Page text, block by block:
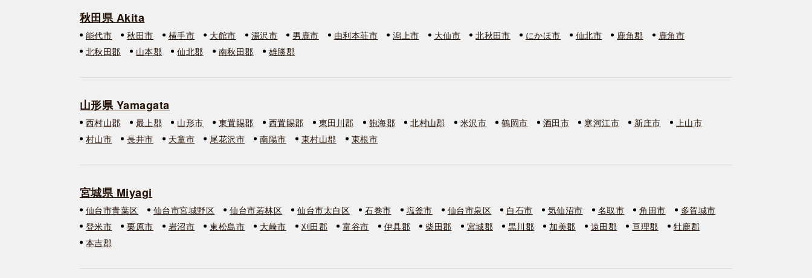
秋田県 Akita
能代市 秋田市 横手市 大館市 湯沢市 男鹿市 由利本荘市 潟上市 大仙市 北秋田市 にかほ市 仙北市 鹿角郡
鹿角市
北秋田郡
山本郡 仙北郡 南秋田郡 雄勝郡
山形県 Yamagata
西村山郡 最上郡 山形市 東置賜郡 西置賜郡 東田川郡 飽海郡 北村山郡 米沢市 鶴岡市 酒田市 寒河江市 新庄市
上山市
村山市
長井市 天童市 尾花沢市 南陽市 東村山郡 東根市
宮城県 Miyagi
仙台市青葉区 仙台市宮城野区 仙台市若林区 仙台市太白区 石巻市 塩釜市 仙台市泉区 白石市 気仙沼市 名取市 角田市
多賀城市
登米市
栗原市 岩沼市 東松島市 大崎市 刈田郡 富谷市 伊具郡 柴田郡 宮城郡 黒川郡 加美郡 遠田郡 亘理郡
牡鹿郡
本吉郡